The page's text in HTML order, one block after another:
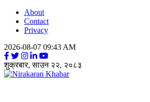
About
Contact
Privacy
2026-08-07 09:43 AM
शुक्रबार, साउन २२, २०८३